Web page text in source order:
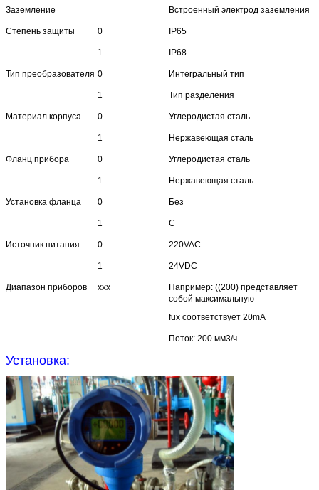
Заземление Встроенный электрод заземления
Степень защиты 0 IP65
1 IP68
Тип преобразователя 0 Интегральный тип
1 Тип разделения
Материал корпуса 0 Углеродистая сталь
1 Нержавеющая сталь
Фланц прибора 0 Углеродистая сталь
1 Нержавеющая сталь
Установка фланца 0 Без
1 С
Источник питания 0 220VAC
1 24VDC
Диапазон приборов xxx
Например: ((200) представляет
собой максимальную
fux соответствует 20mA
Поток: 200 мм3/ч
Установка: